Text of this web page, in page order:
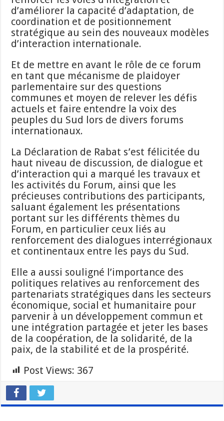
d’améliorer la capacité d’adaptation, de
coordination et de positionnement
stratégique au sein des nouveaux modèles
d’interaction internationale.
Et de mettre en avant le rôle de ce forum
en tant que mécanisme de plaidoyer
parlementaire sur des questions
communes et moyen de relever les défis
actuels et faire entendre la voix des
peuples du Sud lors de divers forums
internationaux.
La Déclaration de Rabat s’est félicitée du
haut niveau de discussion, de dialogue et
d’interaction qui a marqué les travaux et
les activités du Forum, ainsi que les
précieuses contributions des participants,
saluant également les présentations
portant sur les différents thèmes du
Forum, en particulier ceux liés au
renforcement des dialogues interrégionaux
et continentaux entre les pays du Sud.
Elle a aussi souligné l’importance des
politiques relatives au renforcement des
partenariats stratégiques dans les secteurs
économique, social et humanitaire pour
parvenir à un développement commun et
une intégration partagée et jeter les bases
de la coopération, de la solidarité, de la
paix, de la stabilité et de la prospérité.
Post Views: 367